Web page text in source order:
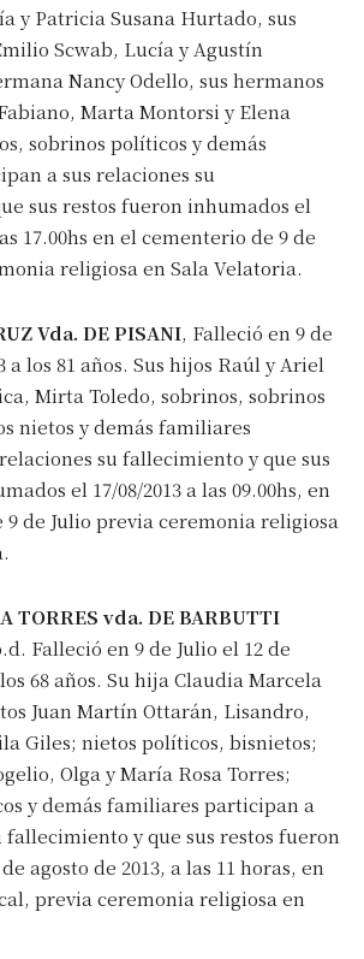
y Patricia Susana Hurtado, sus
Scwab, Lucía y Agustín
Nancy Odello, sus hermanos
Marta Montorsi y Elena
sobrinos políticos y demás
a sus relaciones su
sus restos fueron inhumados el
17.00hs en el cementerio de 9 de
religiosa en Sala Velatoria.
Vda. DE PISANI, Falleció en 9 de
a los 81 años. Sus hijos Raúl y Ariel
Mirta Toledo, sobrinos, sobrinos
nietos y demás familiares
su fallecimiento y que sus
el 17/08/2013 a las 09.00hs, en
de Julio previa ceremonia religiosa
TORRES vda. DE BARBUTTI
Falleció en 9 de Julio el 12 de
68 años. Su hija Claudia Marcela
Juan Martín Ottarán, Lisandro,
Giles; nietos políticos, bisnietos;
Olga y María Rosa Torres;
y demás familiares participan a
fallecimiento y que sus restos fueron
agosto de 2013, a las 11 horas, en
previa ceremonia religiosa en